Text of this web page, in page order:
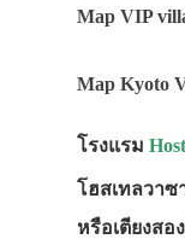
Map VIP
Map Kyoto
โรงแรม
โฮสเทลวา
หรือเตียงส